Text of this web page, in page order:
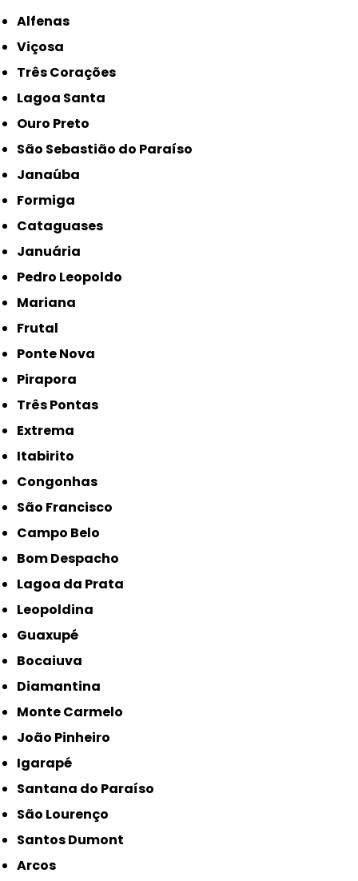
Alfenas
Viçosa
Três Corações
Lagoa Santa
Ouro Preto
São Sebastião do Paraíso
Janaúba
Formiga
Cataguases
Januária
Pedro Leopoldo
Mariana
Frutal
Ponte Nova
Pirapora
Três Pontas
Extrema
Itabirito
Congonhas
São Francisco
Campo Belo
Bom Despacho
Lagoa da Prata
Leopoldina
Guaxupé
Bocaiuva
Diamantina
Monte Carmelo
João Pinheiro
Igarapé
Santana do Paraíso
São Lourenço
Santos Dumont
Arcos